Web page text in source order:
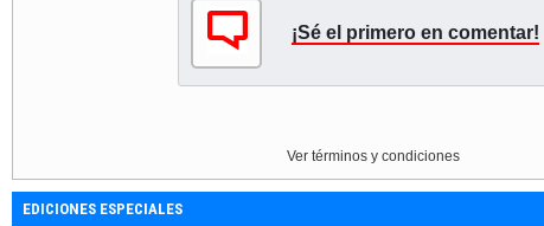
¡Sé el primero en comentar!
Ver términos y condiciones
EDICIONES ESPECIALES